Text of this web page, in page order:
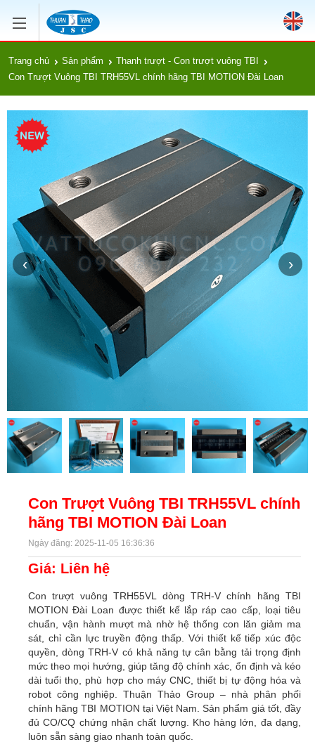
Trang chủ Sản phẩm
Thanh trượt - Con trượt vuông TBI
Con Trượt Vuông TBI TRH55VL chính hãng TBI MOTION Đài Loan
‹ ›
Con Trượt Vuông TBI TRH55VL chính
hãng TBI MOTION Đài Loan
Ngày đăng: 2025-11-05 16:36:36
Giá: Liên hệ
Con trượt vuông TRH55VL dòng TRH-V chính hãng TBI
MOTION Đài Loan được thiết kế lắp ráp cao cấp, loại tiêu
chuẩn, vận hành mượt mà nhờ hệ thống con lăn giảm ma
sát, chỉ cần lực truyền động thấp. Với thiết kế tiếp xúc độc
quyền, dòng TRH-V có khả năng tự cân bằng tải trọng định
mức theo mọi hướng, giúp tăng độ chính xác, ổn định và kéo
dài tuổi thọ, phù hợp cho máy CNC, thiết bị tự động hóa và
robot công nghiệp. Thuận Thảo Group – nhà phân phối
chính hãng TBI MOTION tại Việt Nam. Sản phẩm giá tốt, đầy
đủ CO/CQ chứng nhận chất lượng. Kho hàng lớn, đa dạng,
luôn sẵn sàng giao nhanh toàn quốc.